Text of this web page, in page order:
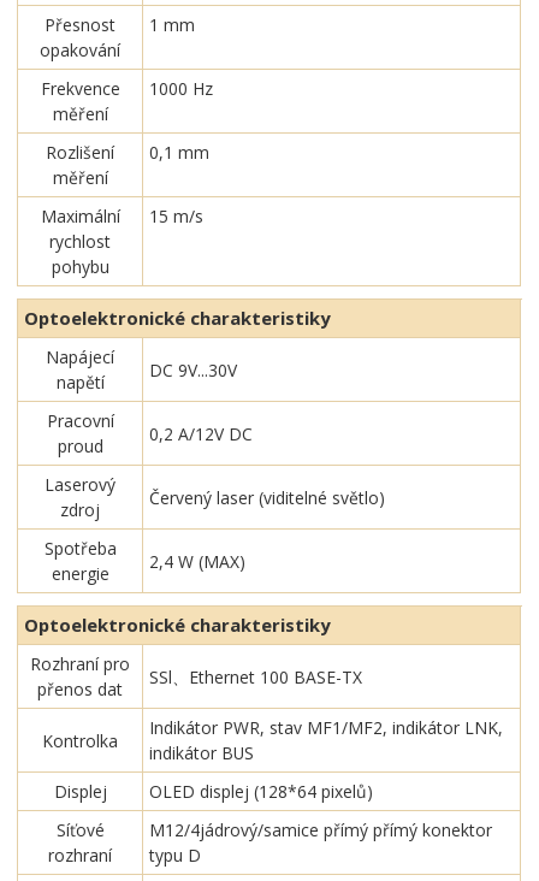
Přesnost
opakování
1 mm
Frekvence
měření
1000 Hz
Rozlišení
měření
0,1 mm
Maximální
rychlost
pohybu
15 m/s
Optoelektronické charakteristiky
Napájecí
napětí
DC 9V...30V
Pracovní
proud
0,2 A/12V DC
Laserový
zdroj
Červený laser (viditelné světlo)
Spotřeba
energie
2,4 W (MAX)
Optoelektronické charakteristiky
Rozhraní pro
přenos dat
SSl、Ethernet 100 BASE-TX
Kontrolka
Indikátor PWR, stav MF1/MF2, indikátor LNK,
indikátor BUS
Displej
OLED displej (128*64 pixelů)
Síťové
rozhraní
M12/4jádrový/samice přímý přímý konektor
typu D